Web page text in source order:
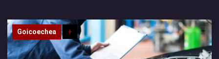
Goicoechea +